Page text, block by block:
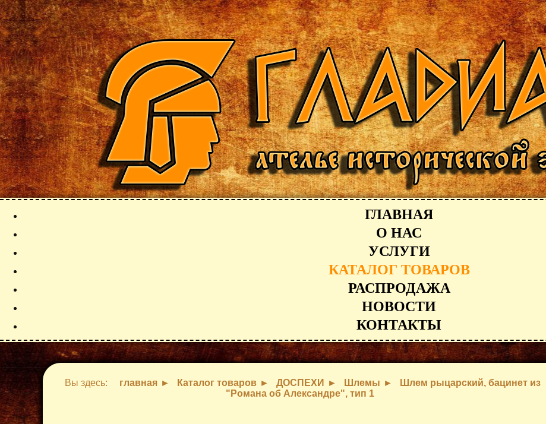
ГЛАВНАЯ
О НАС
УСЛУГИ
КАТАЛОГ ТОВАРОВ
РАСПРОДАЖА
НОВОСТИ
КОНТАКТЫ
Вы здесь: главная Каталог товаров ДОСПЕХИ Шлемы
Шлем рыцарский, бацинет из
"Романа об Александре", тип 1